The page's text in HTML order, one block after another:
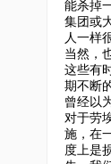
能杀掉
集团或
人一样
当然，
这些有
期不断
曾经以
对于劳
施，在
度上是